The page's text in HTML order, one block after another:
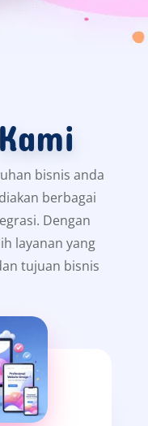
bisnis anda
berbagai
Dengan
layanan yang
tujuan bisnis